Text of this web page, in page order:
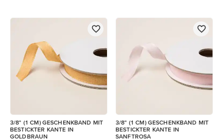
3/8" (1 CM) GESCHENKBAND MIT
BESTICKTER KANTE IN
GOLDBRAUN
3/8" (1 CM) GESCHENKBAND MIT
BESTICKTER KANTE IN
SANFTROSA